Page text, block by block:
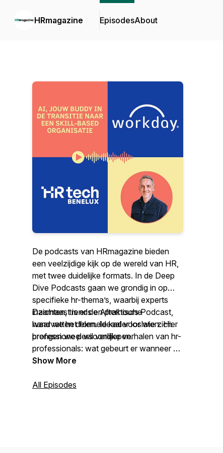
HRmagazine EpisodesAbout
De podcasts van HRmagazine bieden
een veelzijdige kijk op de wereld van HR,
met twee duidelijke formats. In de Deep
Dive Podcasts gaan we grondig in op
specifieke hr-thema’s, waarbij experts
inzichten, trends en praktische
handvatten delen. Ideaal voor wie zich
professioneel wil verdiepen.
Daarnaast is er deAfterhours Podcast,
waar we het formele kader loslaten. Hier
brengen we persoonlijke verhalen van hr-
professionals: wat gebeurt er wanneer de
laptop dichtgaat? Verwacht eerlijke
de schermen van de mens achter de hr-
Show More
All Episodes